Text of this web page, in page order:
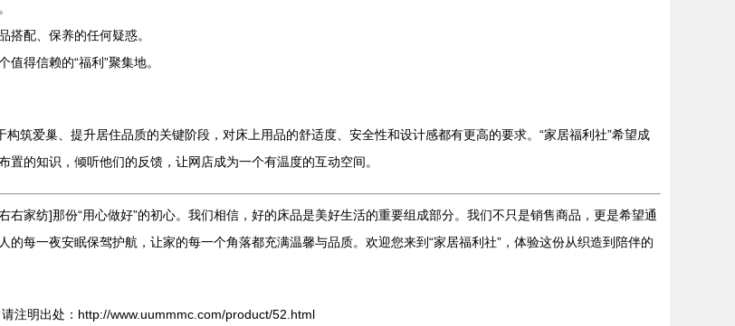
搭配、保养的任何疑惑。
得信赖的“福利”聚集地。
筑爱巢、提升居住品质的关键阶段，对床上用品的舒适度、安全性和设计感都有更高的要求。“家居福利社”希望成
的知识，倾听他们的反馈，让网店成为一个有温度的互动空间。
右家纺]那份“用心做好”的初心。我们相信，好的床品是美好生活的重要组成部分。我们不只是销售商品，更是希望通
每一夜安眠保驾护航，让家的每一个角落都充满温馨与品质。欢迎您来到“家居福利社”，体验这份从织造到陪伴的
注明出处：http://www.uummmc.com/product/52.html